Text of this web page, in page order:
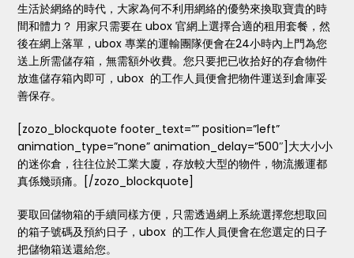
生活於網絡的時代，大家為何不利用網絡的優勢來換取寶貴的時
間和體力？ 用家只需要在 ubox 官網上選擇合適的租用套餐，然
後在網上落單，ubox 專業的運輸團隊便會在24小時內上門為您
送上所需儲存箱，無需額外收費。您只要把已收拾好的存倉物件
放進儲存箱內即可，ubox 的工作人員便會把物件運送到倉庫妥
善保存。
[zozo_blockquote footer_text=”” position=”left”
animation_type=”none” animation_delay=”500″]大大小小
的迷你倉，往往位於工業大廈，存放較大型的物件，物流搬運都
真係幾頭痛。[/zozo_blockquote]
要取回儲物箱的手續同樣方便，只需透過網上系統選擇您想取回
的箱子號碼及預約日子，ubox 的工作人員便會在您選定的日子
把儲物箱送還給您。